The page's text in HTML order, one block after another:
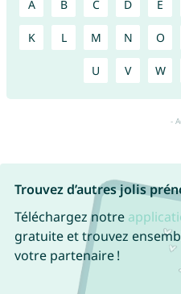
A B C D E
K L M N O
U V W
Trouvez d’autres jolis
Téléchargez notre
gratuite et trouvez
votre partenaire !